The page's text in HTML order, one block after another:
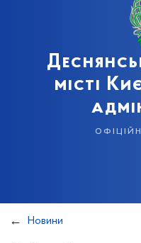
місті
Новини